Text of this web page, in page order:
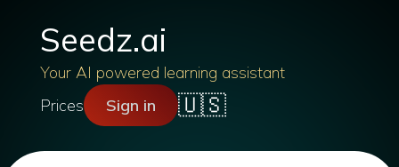
Seedz.ai
Your AI powered learning assistant
Prices
Sign in 🇺🇸